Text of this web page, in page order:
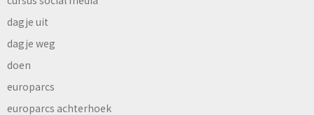
dagje uit
dagje weg
doen
europarcs
europarcs achterhoek